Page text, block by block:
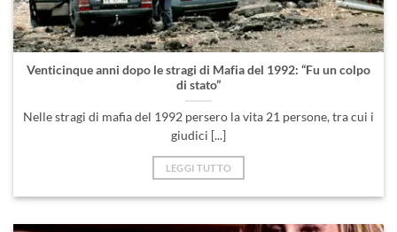
Venticinque anni dopo le stragi di Mafia del 1992: “Fu un colpo
di stato”
Nelle stragi di mafia del 1992 persero la vita 21 persone, tra cui i
giudici [...]
LEGGI TUTTO
Feb